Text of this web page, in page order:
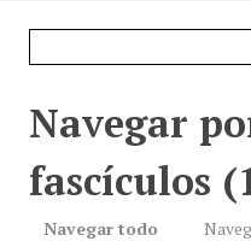
Navegar
fascículos
Navegar todo